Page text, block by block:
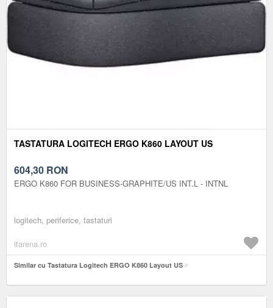
TASTATURA LOGITECH ERGO K860 LAYOUT US
604,30 RON
ERGO K860 FOR BUSINESS-GRAPHITE/US INT.L - INTNL
logitech, periferice, tastaturi
itarena.ro
Similar cu Tastatura Logitech ERGO K860 Layout US